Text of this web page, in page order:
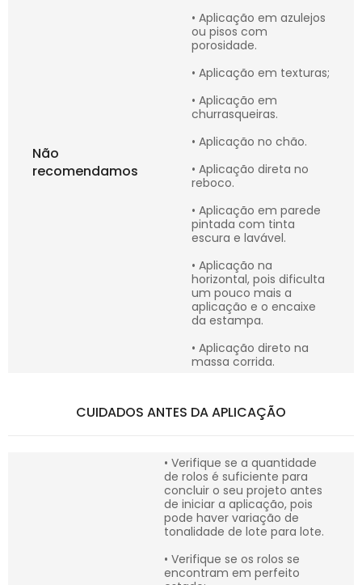
Não
recomendamos
• Aplicação em azulejos
ou pisos com
porosidade.
• Aplicação em texturas;
• Aplicação em
churrasqueiras.
• Aplicação no chão.
• Aplicação direta no
reboco.
• Aplicação em parede
pintada com tinta
escura e lavável.
• Aplicação na
horizontal, pois dificulta
um pouco mais a
aplicação e o encaixe
da estampa.
• Aplicação direto na
massa corrida.
CUIDADOS ANTES DA APLICAÇÃO
• Verifique se a quantidade
de rolos é suficiente para
concluir o seu projeto antes
de iniciar a aplicação, pois
pode haver variação de
tonalidade de lote para lote.
• Verifique se os rolos se
encontram em perfeito